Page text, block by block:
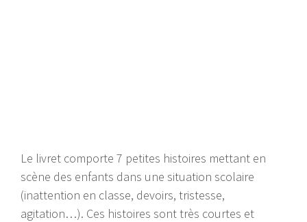
Le livret comporte 7 petites histoires mettant en
scène des enfants dans une situation scolaire
(inattention en classe, devoirs, tristesse,
agitation…). Ces histoires sont très courtes et